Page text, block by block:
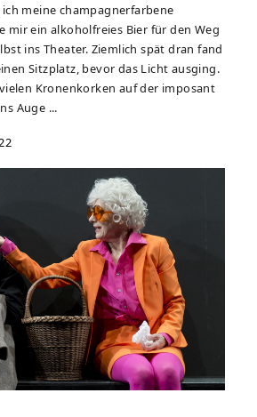
meine cham­pagnerfarbene
mir ein alkoholfreies Bier für den Weg
ins Theater. Ziemlich spät dran fand
Sitzplatz, bevor das Licht ausging.
Kronenkorken auf der imposant
Auge ...